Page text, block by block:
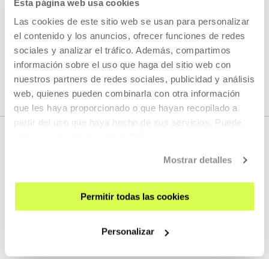
Esta página web usa cookies
Las cookies de este sitio web se usan para personalizar
el contenido y los anuncios, ofrecer funciones de redes
sociales y analizar el tráfico. Además, compartimos
información sobre el uso que haga del sitio web con
nuestros partners de redes sociales, publicidad y análisis
web, quienes pueden combinarla con otra información
que les haya proporcionado o que hayan recopilado a
partir del uso que haya hecho de sus servicios. Puede
Mostrar detalles
Permitir todas las cookies
Personalizar
TAXIO ARDANAZ ES
VER
VER TODO EL CONTENIDO
PRÓXIMOS DIRECTOS
No tenemos programados nuevos streamings
VER TODA LA PROGRAMACIÓN